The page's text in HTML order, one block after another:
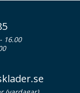
16.00